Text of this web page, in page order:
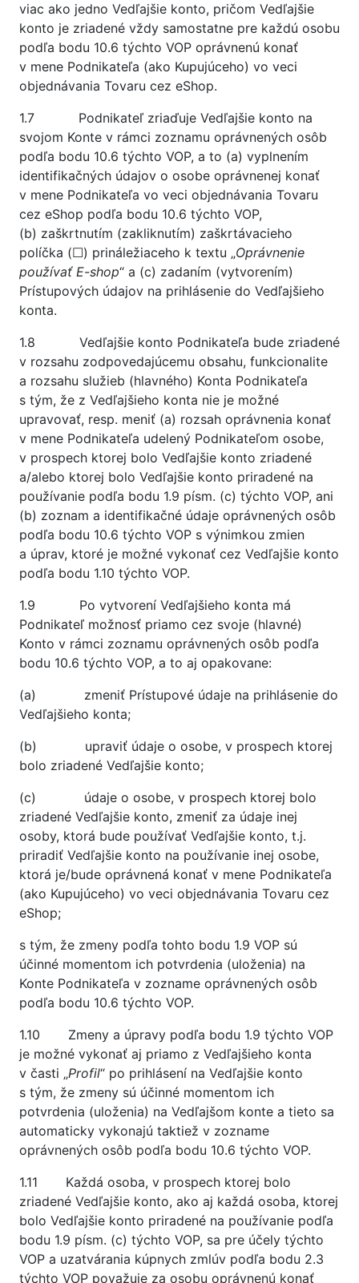
viac ako jedno Vedľajšie konto, pričom Vedľajšie
konto je zriadené vždy samostatne pre každú osobu
podľa bodu 10.6 týchto VOP oprávnenú konať
v mene Podnikateľa (ako Kupujúceho) vo veci
objednávania Tovaru cez eShop.
1.7 Podnikateľ zriaďuje Vedľajšie konto na
svojom Konte v rámci zoznamu oprávnených osôb
podľa bodu 10.6 týchto VOP, a to (a) vyplnením
identifikačných údajov o osobe oprávnenej konať
v mene Podnikateľa vo veci objednávania Tovaru
cez eShop podľa bodu 10.6 týchto VOP,
(b) zaškrtnutím (zakliknutím) zaškrtávacieho
políčka (☐) prináležiaceho k textu „Oprávnenie
používať E-shop“ a (c) zadaním (vytvorením)
Prístupových údajov na prihlásenie do Vedľajšieho
konta.
1.8 Vedľajšie konto Podnikateľa bude zriadené
v rozsahu zodpovedajúcemu obsahu, funkcionalite
a rozsahu služieb (hlavného) Konta Podnikateľa
s tým, že z Vedľajšieho konta nie je možné
upravovať, resp. meniť (a) rozsah oprávnenia konať
v mene Podnikateľa udelený Podnikateľom osobe,
v prospech ktorej bolo Vedľajšie konto zriadené
a/alebo ktorej bolo Vedľajšie konto priradené na
používanie podľa bodu 1.9 písm. (c) týchto VOP, ani
(b) zoznam a identifikačné údaje oprávnených osôb
podľa bodu 10.6 týchto VOP s výnimkou zmien
a úprav, ktoré je možné vykonať cez Vedľajšie konto
podľa bodu 1.10 týchto VOP.
1.9 Po vytvorení Vedľajšieho konta má
Podnikateľ možnosť priamo cez svoje (hlavné)
Konto v rámci zoznamu oprávnených osôb podľa
bodu 10.6 týchto VOP, a to aj opakovane:
(a) zmeniť Prístupové údaje na prihlásenie do
Vedľajšieho konta;
(b) upraviť údaje o osobe, v prospech ktorej
bolo zriadené Vedľajšie konto;
(c) údaje o osobe, v prospech ktorej bolo
zriadené Vedľajšie konto, zmeniť za údaje inej
osoby, ktorá bude používať Vedľajšie konto, t.j.
priradiť Vedľajšie konto na používanie inej osobe,
ktorá je/bude oprávnená konať v mene Podnikateľa
(ako Kupujúceho) vo veci objednávania Tovaru cez
eShop;
s tým, že zmeny podľa tohto bodu 1.9 VOP sú
účinné momentom ich potvrdenia (uloženia) na
Konte Podnikateľa v zozname oprávnených osôb
podľa bodu 10.6 týchto VOP.
1.10 Zmeny a úpravy podľa bodu 1.9 týchto VOP
je možné vykonať aj priamo z Vedľajšieho konta
v časti „Profil“ po prihlásení na Vedľajšie konto
s tým, že zmeny sú účinné momentom ich
potvrdenia (uloženia) na Vedľajšom konte a tieto sa
automaticky vykonajú taktiež v zozname
oprávnených osôb podľa bodu 10.6 týchto VOP.
1.11 Každá osoba, v prospech ktorej bolo
zriadené Vedľajšie konto, ako aj každá osoba, ktorej
bolo Vedľajšie konto priradené na používanie podľa
bodu 1.9 písm. (c) týchto VOP, sa pre účely týchto
VOP a uzatvárania kúpnych zmlúv podľa bodu 2.3
týchto VOP považuje za osobu oprávnenú konať